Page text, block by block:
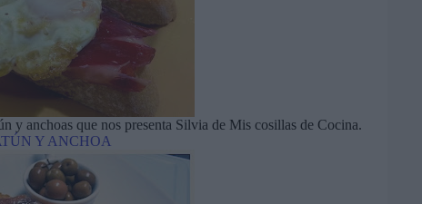
y anchoas que nos presenta Silvia de Mis cosillas de Cocina.
Y ANCHOA